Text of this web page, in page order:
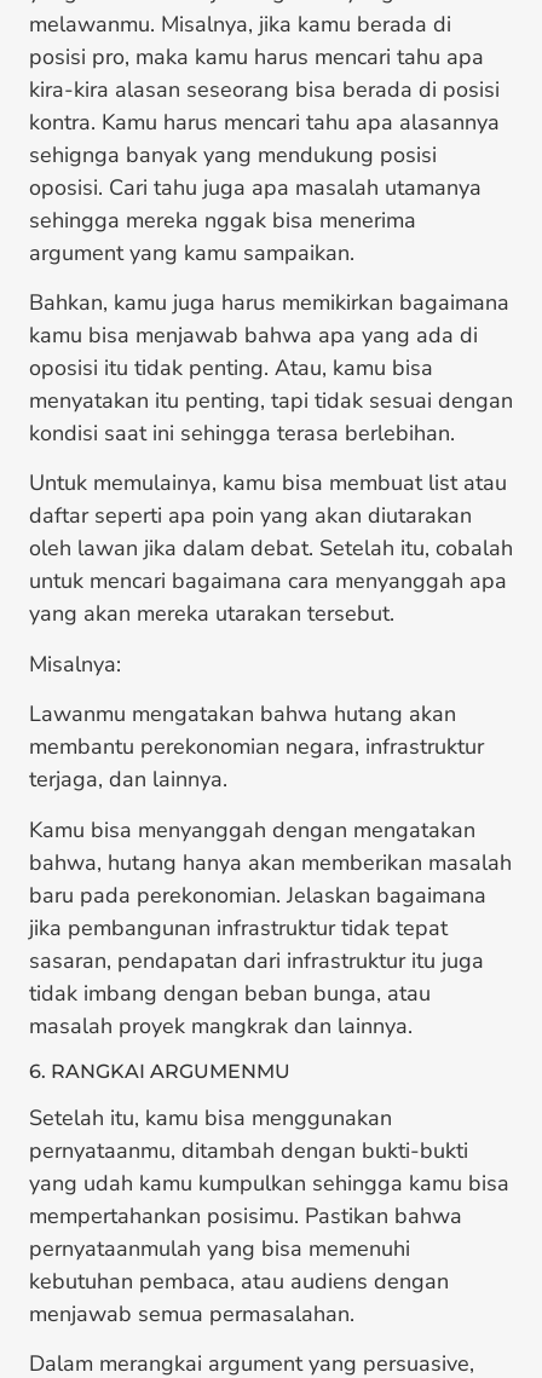
melawanmu. Misalnya, jika kamu berada di
posisi pro, maka kamu harus mencari tahu apa
kira-kira alasan seseorang bisa berada di posisi
kontra. Kamu harus mencari tahu apa alasannya
sehignga banyak yang mendukung posisi
oposisi. Cari tahu juga apa masalah utamanya
sehingga mereka nggak bisa menerima
argument yang kamu sampaikan.
Bahkan, kamu juga harus memikirkan bagaimana
kamu bisa menjawab bahwa apa yang ada di
oposisi itu tidak penting. Atau, kamu bisa
menyatakan itu penting, tapi tidak sesuai dengan
kondisi saat ini sehingga terasa berlebihan.
Untuk memulainya, kamu bisa membuat list atau
daftar seperti apa poin yang akan diutarakan
oleh lawan jika dalam debat. Setelah itu, cobalah
untuk mencari bagaimana cara menyanggah apa
yang akan mereka utarakan tersebut.
Misalnya:
Lawanmu mengatakan bahwa hutang akan
membantu perekonomian negara, infrastruktur
terjaga, dan lainnya.
Kamu bisa menyanggah dengan mengatakan
bahwa, hutang hanya akan memberikan masalah
baru pada perekonomian. Jelaskan bagaimana
jika pembangunan infrastruktur tidak tepat
sasaran, pendapatan dari infrastruktur itu juga
tidak imbang dengan beban bunga, atau
masalah proyek mangkrak dan lainnya.
6. RANGKAI ARGUMENMU
Setelah itu, kamu bisa menggunakan
pernyataanmu, ditambah dengan bukti-bukti
yang udah kamu kumpulkan sehingga kamu bisa
mempertahankan posisimu. Pastikan bahwa
pernyataanmulah yang bisa memenuhi
kebutuhan pembaca, atau audiens dengan
menjawab semua permasalahan.
Dalam merangkai argument yang persuasive,